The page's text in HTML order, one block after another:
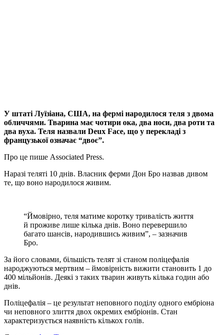
Link
Print
У штаті Луїзіана, США, на фермі народилося теля з двома
обличчями. Тварина має чотири ока, два носи, два роти та
два вуха. Теля назвали Deux Face, що у перекладі з
французької означає “двоє”.
Про це пише Associated Press.
Наразі теляті 10 днів. Власник ферми Дон Бро назвав дивом
те, що воно народилося живим.
“Ймовірно, теля матиме коротку тривалість життя
й проживе лише кілька днів. Воно перевершило
багато шансів, народившись живим”, – зазначив
Бро.
За його словами, більшість телят зі станом поліцефалія
народжуються мертвим – ймовірність вижити становить 1 до
400 мільйонів. Деякі з таких тварин живуть кілька годин або
днів.
Поліцефалія – це результат неповного поділу одного ембріона
чи неповного злиття двох окремих ембріонів. Стан
характеризується наявність кількох голів.